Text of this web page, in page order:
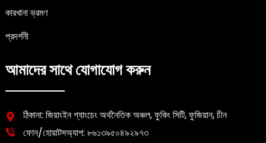
কারখানা ভ্রমণ
প্রদর্শনী
আমাদের সাথে যোগাযোগ করুন
ঠিকানা: জিয়াংইন গ্যাংচেং অর্থনৈতিক অঞ্চল, ফুকিং সিটি, ফুজিয়ান, চীন
ফোন/হোয়াটসঅ্যাপ: ৮৬১৩৯৫০৪৯২৯৭৩